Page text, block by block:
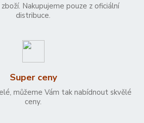
Nakupujeme pouze z oficiální
distribuce.
Super ceny
můžeme Vám tak nabídnout skvělé
ceny.